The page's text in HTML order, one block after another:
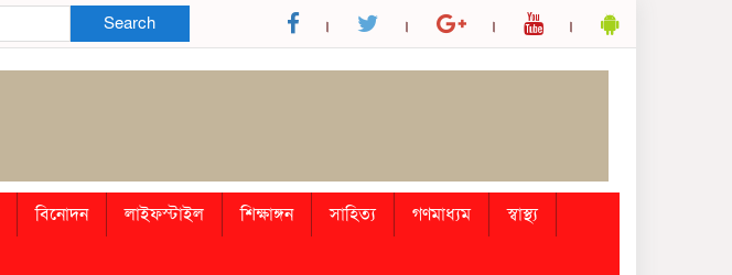
Search
বিনোদন লাইফস্টাইল শিক্ষাঙ্গন সাহিত্য গণমাধ্যম
স্বাস্থ্য